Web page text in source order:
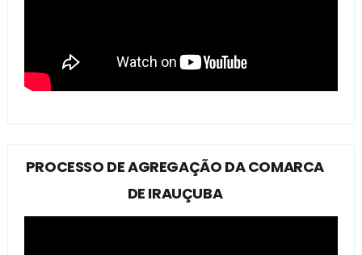
PROCESSO DE AGREGAÇÃO DA COMARCA
DE IRAUÇUBA